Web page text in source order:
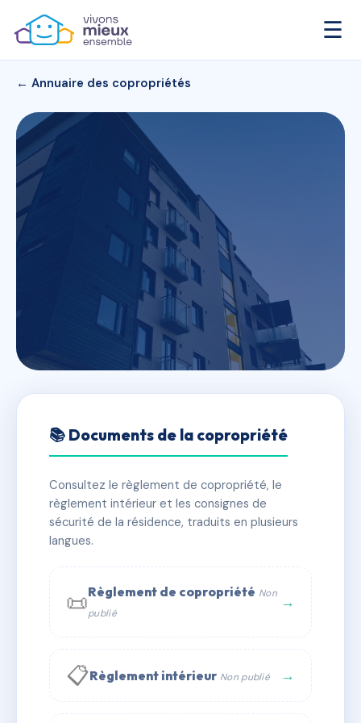
☰
← Annuaire des copropriétés
VILLA MAGNOLIA
✓ Immatriculée 🏠 11 lots 🏗 1 bâtiment(s)
📞 Contacter Syndic Digital
📚 Documents de la copropriété
Consultez le règlement de copropriété, le
règlement intérieur et les consignes de
sécurité de la résidence, traduits en plusieurs
langues.
📜Règlement de copropriété Non
publié
→
📋Règlement intérieur Non publié →